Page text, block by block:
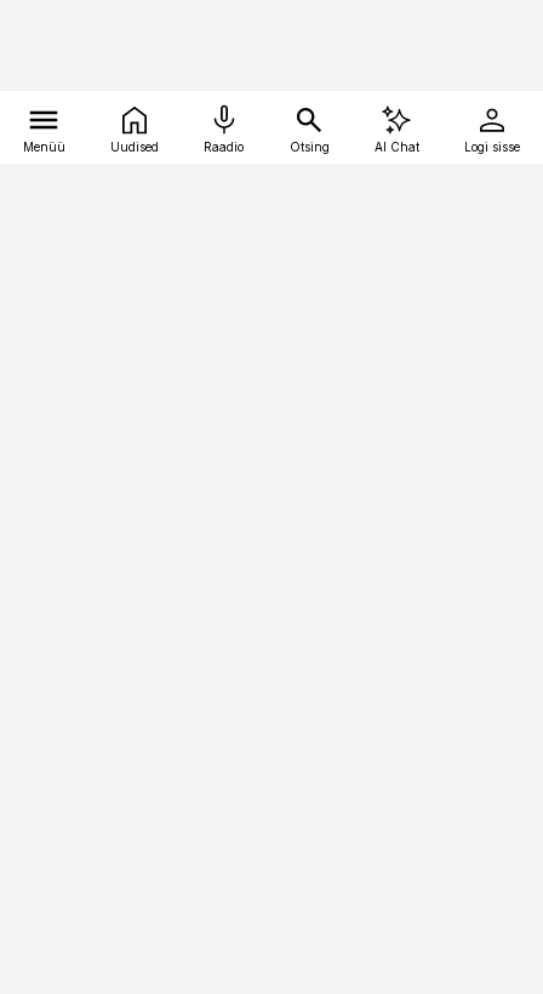
Menüü Uudised Raadio Otsing AI Chat Logi sisse